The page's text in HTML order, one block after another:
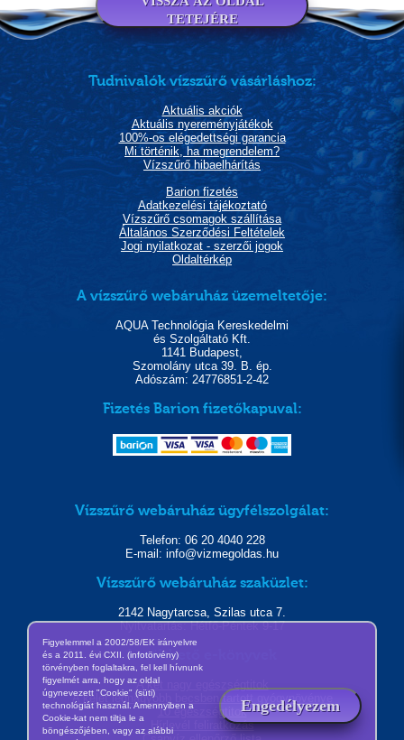
Figyelemmel a 2002/58/EK irányelvre
és a 2011. évi CXII. (infotörvény)
törvényben foglaltakra, fel kell hívnunk
figyelmét arra, hogy az oldal
úgynevezett "Cookie" (süti)
technológiát használ. Amennyiben a
Cookie-kat nem tiltja le a
böngészőjében, vagy az alábbi
Engedélyezem
TETEJÉRE
Tudnivalók vízszűrő vásárláshoz:
Aktuális akciók
Aktuális nyereményjátékok
100%-os elégedettségi garancia
Mi történik, ha megrendelem?
Vízszűrő hibaelhárítás
Barion fizetés
Adatkezelési tájékoztató
Vízszűrő csomagok szállítása
Általános Szerződési Feltételek
Jogi nyilatkozat - szerzői jogok
Oldaltérkép
A vízszűrő webáruház üzemeltetője:
AQUA Technológia Kereskedelmi
és Szolgáltató Kft.
1141 Budapest,
Szomolány utca 39. B. ép.
Adószám: 24776851-2-42
Fizetés Barion fizetőkapuval:
Vízszűrő webáruház ügyfélszolgálat:
Telefon: 06 20 4040 228
E-mail: info@vizmegoldas.hu
Vízszűrő webáruház szaküzlet:
2142 Nagytarcsa, Szilas utca 7.
Nyitvatartás: Hétfő-Péntek 9-17
Letölthető e-könyvek
A két nagy egészségtitok
A kelet legnagyobb becsben tartott gyógynövénye
10 egészségtitok
Hírlevél feliratkozás